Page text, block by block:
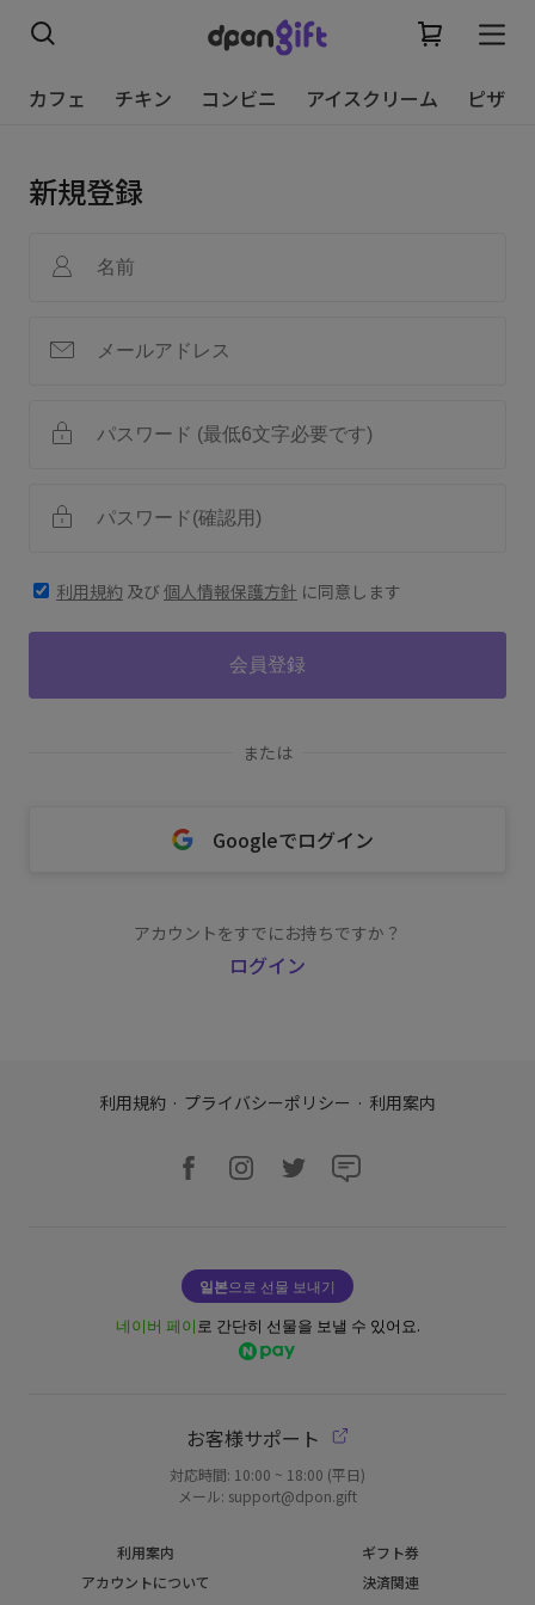
カフェ チキン コンビニ アイスクリーム ピザ
新規登録
利用規約 及び個人情報保護方針 に同意します
会員登録
または
Googleでログイン
アカウントをすでにお持ちですか？
ログイン
利用規約 · プライバシーポリシー · 利用案内
일본으로 선물 보내기
네이버 페이로 간단히 선물을 보낼 수 있어요.
お客様サポート
対応時間: 10:00 ~ 18:00 (平日)
メール: support@dpon.gift
利用案内
ギフト券
アカウントについて
決済関連